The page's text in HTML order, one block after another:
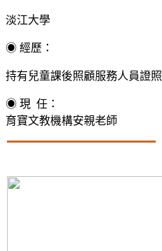
淡江大學
◉ 經歷：
持有兒童課後照顧服務人員證照
◉ 現 任：
育寶文教機構安親老師